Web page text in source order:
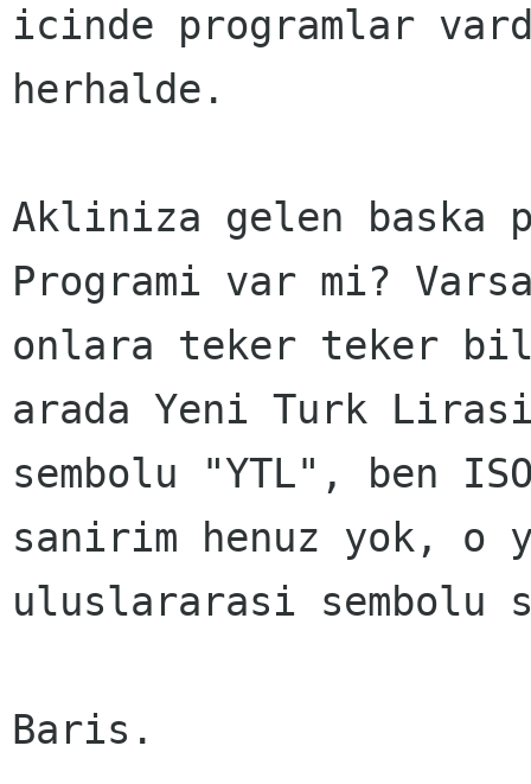
icinde programlar
herhalde.
Akliniza gelen baska
Programi var mi?
onlara teker teker
arada Yeni Turk
sembolu "YTL", ben
sanirim henuz yok, o
uluslararasi
Baris.